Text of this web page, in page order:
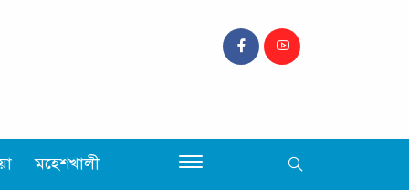
মহেশখালী